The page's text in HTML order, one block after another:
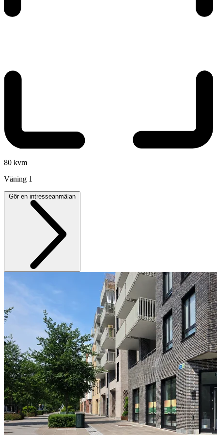
80 kvm
Våning 1
Gör en intresseanmälan